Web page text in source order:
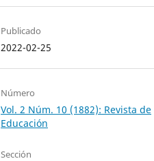
Publicado
2022-02-25
Número
Vol. 2 Núm. 10 (1882): Revista de
Educación
Sección